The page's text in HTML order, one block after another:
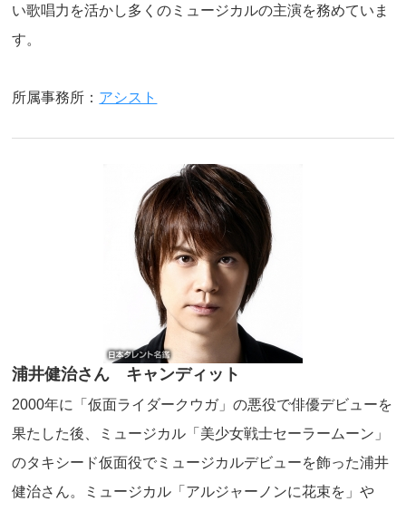
い歌唱力を活かし多くのミュージカルの主演を務めていま
す。
所属事務所： アシスト
浦井健治さん キャンディット
2000年に「仮面ライダークウガ」の悪役で俳優デビューを
果たした後、ミュージカル「美少女戦士セーラームーン」
のタキシード仮面役でミュージカルデビューを飾った浦井
健治さん。ミュージカル「アルジャーノンに花束を」や